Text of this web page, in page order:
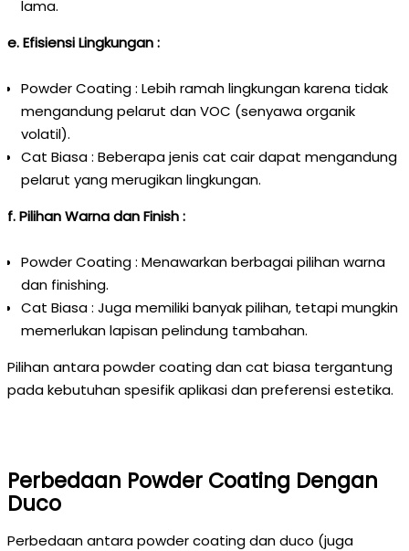
lama.
e. Efisiensi Lingkungan :
Powder Coating : Lebih ramah lingkungan karena tidak
mengandung pelarut dan VOC (senyawa organik
volatil).
Cat Biasa : Beberapa jenis cat cair dapat mengandung
pelarut yang merugikan lingkungan.
f. Pilihan Warna dan Finish :
Powder Coating : Menawarkan berbagai pilihan warna
dan finishing.
Cat Biasa : Juga memiliki banyak pilihan, tetapi mungkin
memerlukan lapisan pelindung tambahan.
Pilihan antara powder coating dan cat biasa tergantung
pada kebutuhan spesifik aplikasi dan preferensi estetika.
Perbedaan Powder Coating Dengan
Duco
Perbedaan antara powder coating dan duco (juga